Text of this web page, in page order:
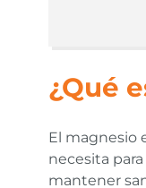
¿Qué
El magnesio
necesita
mantener